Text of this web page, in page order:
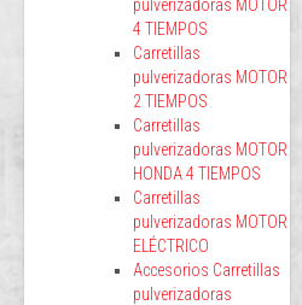
pulverizadoras MOTOR
4 TIEMPOS
Carretillas
pulverizadoras MOTOR
2 TIEMPOS
Carretillas
pulverizadoras MOTOR
HONDA 4 TIEMPOS
Carretillas
pulverizadoras MOTOR
ELÉCTRICO
Accesorios Carretillas
pulverizadoras